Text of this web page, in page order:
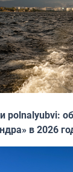
polnalyubvi:
в 2026